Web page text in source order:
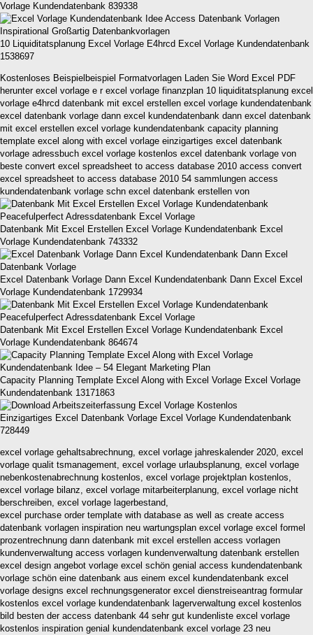
Vorlage Kundendatenbank 839338
10 Liquiditatsplanung Excel Vorlage E4hrcd Excel Vorlage Kundendatenbank
1538697
Kostenloses Beispielbeispiel Formatvorlagen Laden Sie Word Excel PDF
herunter excel vorlage e r excel vorlage finanzplan 10 liquiditatsplanung excel
vorlage e4hrcd datenbank mit excel erstellen excel vorlage kundendatenbank
excel datenbank vorlage dann excel kundendatenbank dann excel datenbank
mit excel erstellen excel vorlage kundendatenbank capacity planning
template excel along with excel vorlage einzigartiges excel datenbank
vorlage adressbuch excel vorlage kostenlos excel datenbank vorlage von
beste convert excel spreadsheet to access database 2010 access convert
excel spreadsheet to access database 2010 54 sammlungen access
kundendatenbank vorlage schn excel datenbank erstellen von
Datenbank Mit Excel Erstellen Excel Vorlage Kundendatenbank Excel
Vorlage Kundendatenbank 743332
Excel Datenbank Vorlage Dann Excel Kundendatenbank Dann Excel Excel
Vorlage Kundendatenbank 1729934
Datenbank Mit Excel Erstellen Excel Vorlage Kundendatenbank Excel
Vorlage Kundendatenbank 864674
Capacity Planning Template Excel Along with Excel Vorlage Excel Vorlage
Kundendatenbank 13171863
Einzigartiges Excel Datenbank Vorlage Excel Vorlage Kundendatenbank
728449
excel vorlage gehaltsabrechnung, excel vorlage jahreskalender 2020, excel
vorlage qualit tsmanagement, excel vorlage urlaubsplanung, excel vorlage
nebenkostenabrechnung kostenlos, excel vorlage projektplan kostenlos,
excel vorlage bilanz, excel vorlage mitarbeiterplanung, excel vorlage nicht
berschreiben, excel vorlage lagerbestand,
excel purchase order template with database as well as create access
datenbank vorlagen inspiration neu wartungsplan excel vorlage excel formel
prozentrechnung dann datenbank mit excel erstellen access vorlagen
kundenverwaltung access vorlagen kundenverwaltung datenbank erstellen
excel design angebot vorlage excel schön genial access kundendatenbank
vorlage schön eine datenbank aus einem excel kundendatenbank excel
vorlage designs excel rechnungsgenerator excel dienstreiseantrag formular
kostenlos excel vorlage kundendatenbank lagerverwaltung excel kostenlos
bild besten der access datenbank 44 sehr gut kundenliste excel vorlage
kostenlos inspiration genial kundendatenbank excel vorlage 23 neu